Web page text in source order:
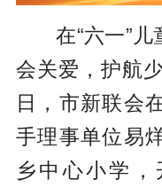
在“六一”
会关爱，护航
日，市新联会
手理事单位易
乡中心小学